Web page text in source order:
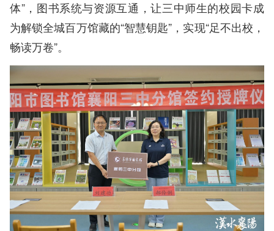
体”，图书系统与资源互通，让三中师生的校园卡成
为解锁全城百万馆藏的“智慧钥匙”，实现“足不出校，
畅读万卷”。